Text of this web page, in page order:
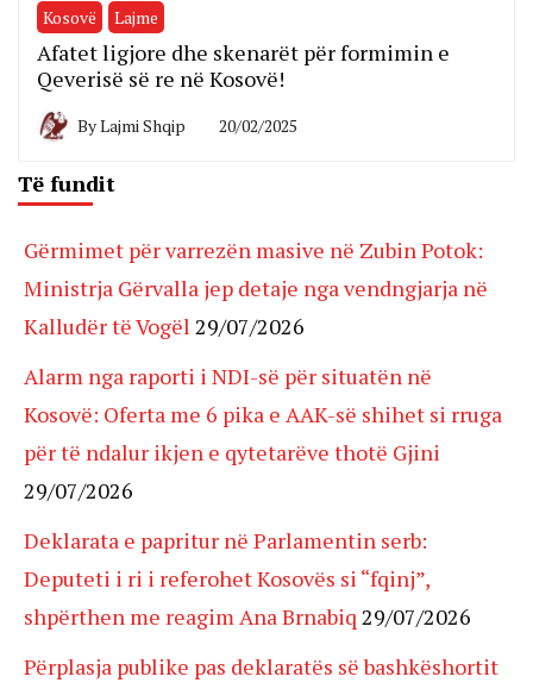
Kosovë Lajme
Afatet ligjore dhe skenarët për formimin e
Qeverisë së re në Kosovë!
ByLajmi Shqip 20/02/2025
Të fundit
Gërmimet për varrezën masive në Zubin Potok:
Ministrja Gërvalla jep detaje nga vendngjarja në
Kalludër të Vogël 29/07/2026
Alarm nga raporti i NDI-së për situatën në
Kosovë: Oferta me 6 pika e AAK-së shihet si rruga
për të ndalur ikjen e qytetarëve thotë Gjini
29/07/2026
Deklarata e papritur në Parlamentin serb:
Deputeti i ri i referohet Kosovës si “fqinj”,
shpërthen me reagim Ana Brnabiq 29/07/2026
Përplasja publike pas deklaratës së bashkëshortit